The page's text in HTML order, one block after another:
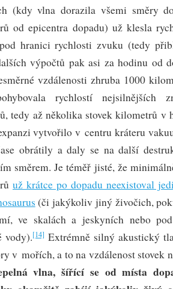
(kdy vlna dorazila všemi směry
od epicentra dopadu) už klesla
hranici rychlosti zvuku (tedy
výpočtů pak asi za hodinu od
vzdálenosti zhruba 1000
rychlostí nejsilnějších
tedy až několika stovek kilometrů v
vytvořilo v centru kráteru
obrátily a daly se na další
směrem. Je téměř jisté, že
už krátce po dopadu neexistoval
(či jakýkoliv jiný živočich,
ve skalách a jeskyních nebo
vody).[14] Extrémně silný akustický
v mořích, a to na vzdálenost stovek
vlna, šířící se od místa